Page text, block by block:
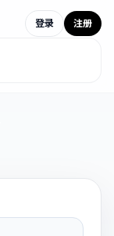
登录 注册